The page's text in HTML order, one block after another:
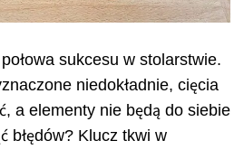
sukcesu w stolarstwie.
niedokładnie, cięcia
a elementy nie będą do siebie
błędów? Klucz tkwi w